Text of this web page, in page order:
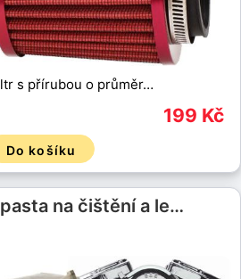
s přírubou o průměr…
199 Kč
Do košíku
na čištění a le…